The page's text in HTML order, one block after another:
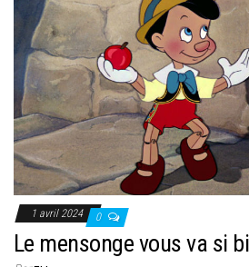
1 avril 2024 0
Le mensonge vous va si